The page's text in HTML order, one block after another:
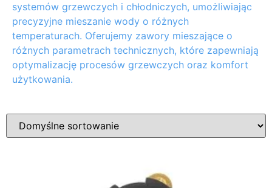
systemów grzewczych i chłodniczych, umożliwiając
precyzyjne mieszanie wody o różnych
temperaturach. Oferujemy zawory mieszające o
różnych parametrach technicznych, które zapewniają
optymalizację procesów grzewczych oraz komfort
użytkowania.